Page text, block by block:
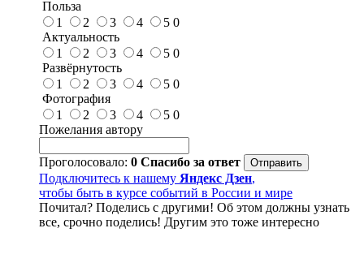
Польза
1
2 3 4 5 0
Актуальность
1
2 3 4 5 0
Развёрнутость
1
2 3 4 5 0
Фотография
1
2 3 4 5 0
Пожелания автору
Проголосовало: 0 Спасибо за ответ
Подключитесь к нашему Яндекс Дзен,
чтобы быть в курсе событий в России и мире
Почитал? Поделись с другими! Об этом должны узнать
все, срочно поделись! Другим это тоже интересно